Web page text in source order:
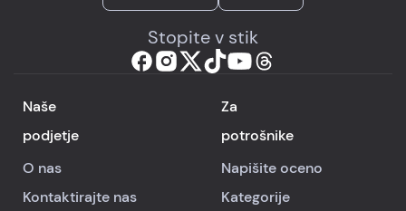
Stopite v stik
Naše
podjetje
O nas
Kontaktirajte nas
Za
potrošnike
Napišite oceno
Kategorije